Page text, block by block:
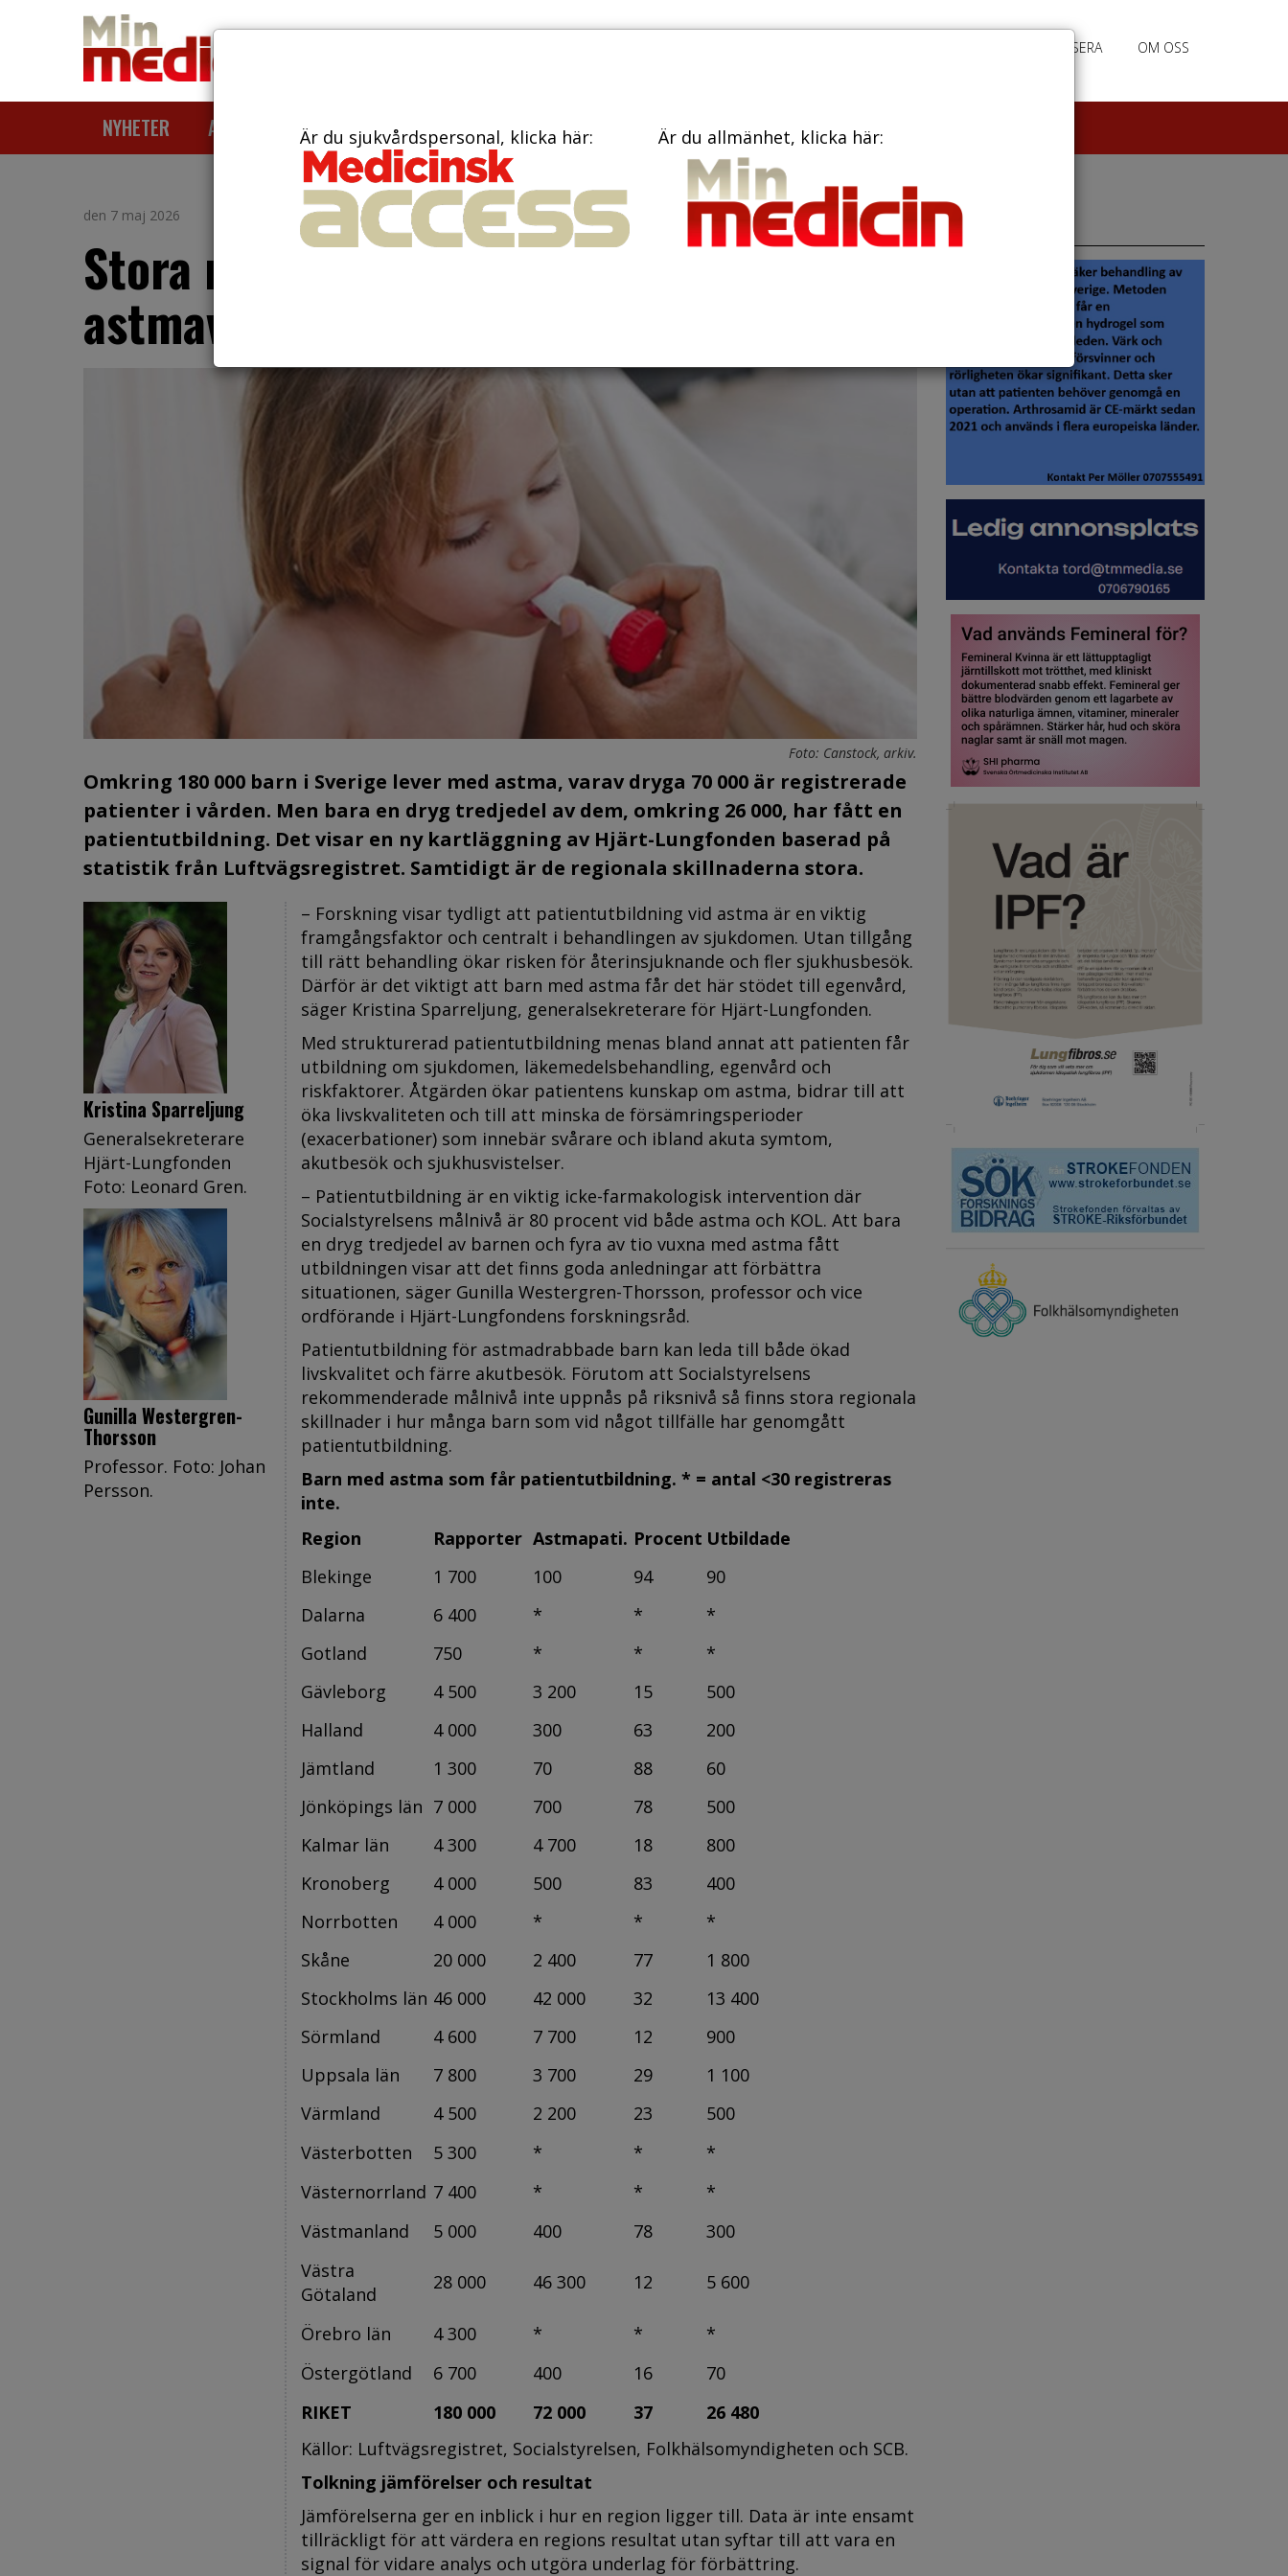
ANNONSERA OM OSS
NYHETER ARTIKLAR AKTUELLT TIDNINGAR KONTAKT
den 7 maj 2026
Stora regionala skillnader i
astmavården bland barn
Foto: Canstock, arkiv.
Omkring 180 000 barn i Sverige lever med astma, varav dryga 70 000 är registrerade
patienter i vården. Men bara en dryg tredjedel av dem, omkring 26 000, har fått en
patientutbildning. Det visar en ny kartläggning av Hjärt-Lungfonden baserad på
statistik från Luftvägsregistret. Samtidigt är de regionala skillnaderna stora.
Kristina Sparreljung
Generalsekreterare
Hjärt-Lungfonden
Foto: Leonard Gren.
Gunilla Westergren-
Thorsson
Professor. Foto: Johan
Persson.
– Forskning visar tydligt att patientutbildning vid astma är en viktig
framgångsfaktor och centralt i behandlingen av sjukdomen. Utan tillgång
till rätt behandling ökar risken för återinsjuknande och fler sjukhusbesök.
Därför är det viktigt att barn med astma får det här stödet till egenvård,
säger Kristina Sparreljung, generalsekreterare för Hjärt-Lungfonden.
Med strukturerad patientutbildning menas bland annat att patienten får
utbildning om sjukdomen, läkemedelsbehandling, egenvård och
riskfaktorer. Åtgärden ökar patientens kunskap om astma, bidrar till att
öka livskvaliteten och till att minska de försämringsperioder
(exacerbationer) som innebär svårare och ibland akuta symtom,
akutbesök och sjukhusvistelser.
– Patientutbildning är en viktig icke-farmakologisk intervention där
Socialstyrelsens målnivå är 80 procent vid både astma och KOL. Att bara
en dryg tredjedel av barnen och fyra av tio vuxna med astma fått
utbildningen visar att det finns goda anledningar att förbättra
situationen, säger Gunilla Westergren-Thorsson, professor och vice
ordförande i Hjärt-Lungfondens forskningsråd.
Patientutbildning för astmadrabbade barn kan leda till både ökad
livskvalitet och färre akutbesök. Förutom att Socialstyrelsens
rekommenderade målnivå inte uppnås på riksnivå så finns stora regionala
skillnader i hur många barn som vid något tillfälle har genomgått
patientutbildning.
Barn med astma som får patientutbildning. * = antal <30 registreras
inte.
Region
Rapporter Astmapati. Procent Utbildade
Blekinge
1 700 100 94
90
Dalarna
6 400 * *
*
Gotland
750 * *
*
Gävleborg
4 500 3 200 15
500
Halland
4 000 300 63
200
Jämtland
1 300 70 88
60
Jönköpings län 7 000 700 78
500
Kalmar län
4 300 4 700 18
800
Kronoberg
4 000 500 83
400
Norrbotten
4 000 * *
*
Skåne
20 000 2 400 77
1 800
Stockholms län 46 000 42 000 32
13 400
Sörmland
4 600 7 700 12
900
Uppsala län
7 800 3 700 29
1 100
Värmland
4 500 2 200 23
500
Västerbotten
5 300 * *
*
Västernorrland 7 400 * *
*
Västmanland
5 000 400 78
300
Västra
Götaland
28 000 46 300 12 5 600
Örebro län 4 300 * *
*
Östergötland
6 700 400 16
70
RIKET
180 000 72 000 37
26 480
Källor: Luftvägsregistret, Socialstyrelsen, Folkhälsomyndigheten och SCB.
Tolkning jämförelser och resultat
Jämförelserna ger en inblick i hur en region ligger till. Data är inte ensamt
tillräckligt för att värdera en regions resultat utan syftar till att vara en
signal för vidare analys och utgöra underlag för förbättring.
Annonser
Är du sjukvårdspersonal, klicka här: Är du allmänhet, klicka här: